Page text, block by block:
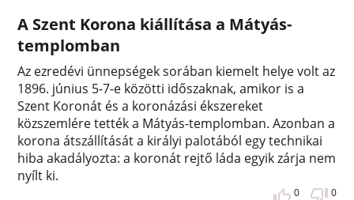
A Szent Korona kiállítása a Mátyás-
templomban
Az ezredévi ünnepségek sorában kiemelt helye volt az
1896. június 5-7-e közötti időszaknak, amikor is a
Szent Koronát és a koronázási ékszereket
közszemlére tették a Mátyás-templomban. Azonban a
korona átszállítását a királyi palotából egy technikai
hiba akadályozta: a koronát rejtő láda egyik zárja nem
nyílt ki.
0 0